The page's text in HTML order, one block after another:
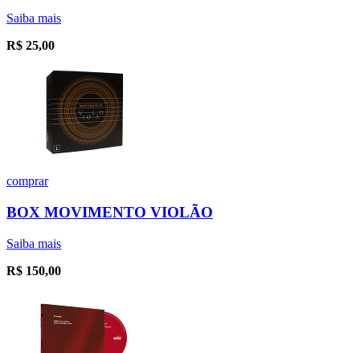
Saiba mais
R$ 25,00
comprar
BOX MOVIMENTO VIOLÃO
Saiba mais
R$ 150,00